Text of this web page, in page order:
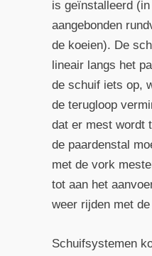
is geïnstalleerd
aangebonden
de koeien). De
lineair langs het
de schuif iets op,
de terugloop
dat er mest wordt
de paardenstal
met de vork
tot aan het
weer rijden met
Schuifsystemen